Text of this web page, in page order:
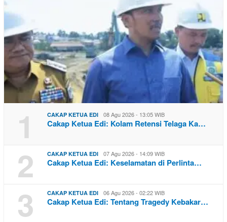
1 CAKAP KETUA EDI 08 Agu 2026 - 13:05 WIB
Cakap Ketua Edi: Kolam Retensi Telaga Ka…
2 CAKAP KETUA EDI 07 Agu 2026 - 14:09 WIB
Cakap Ketua Edi: Keselamatan di Perlinta…
3 CAKAP KETUA EDI 06 Agu 2026 - 02:22 WIB
Cakap Ketua Edi: Tentang Tragedy Kebakar…